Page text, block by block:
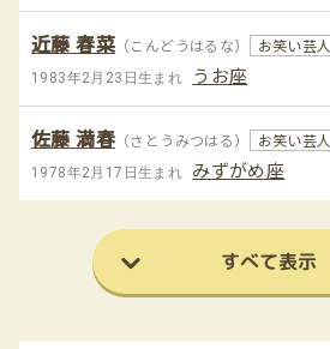
近藤 春菜 （こんどうはるな） お笑い芸人
1983年2月23日生まれ うお座
佐藤 満春（さとうみつはる） お笑い芸人
1978年2月17日生まれ みずがめ座
すべて表示